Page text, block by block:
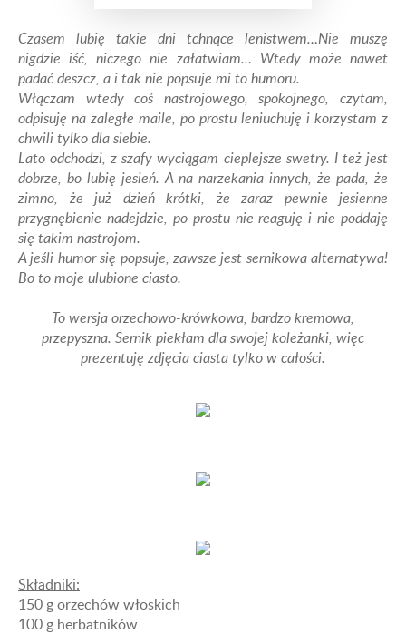
Czasem lubię takie dni tchnące lenistwem…Nie muszę
nigdzie iść, niczego nie załatwiam… Wtedy może nawet
padać deszcz, a i tak nie popsuje mi to humoru.
Włączam wtedy coś nastrojowego, spokojnego, czytam,
odpisuję na zaległe maile, po prostu leniuchuję i korzystam z
chwili tylko dla siebie.
Lato odchodzi, z szafy wyciągam cieplejsze swetry. I też jest
dobrze, bo lubię jesień. A na narzekania innych, że pada, że
zimno, że już dzień krótki, że zaraz pewnie jesienne
przygnębienie nadejdzie, po prostu nie reaguję i nie poddaję
się takim nastrojom.
A jeśli humor się popsuje, zawsze jest sernikowa alternatywa!
Bo to moje ulubione ciasto.
To wersja orzechowo-krówkowa, bardzo kremowa,
przepyszna. Sernik piekłam dla swojej koleżanki, więc
prezentuję zdjęcia ciasta tylko w całości.
Składniki:
150 g orzechów włoskich
100 g herbatników